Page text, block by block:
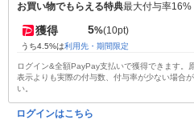
お買い物でもらえる特典最大付与率16%
獲得 5%(10pt)
うち4.5%は利用先・期間限定
ログイン&全額PayPay支払いで獲得できます。
表示よりも実際の付与数、付与率が少ない場合
い。
ログインはこちら